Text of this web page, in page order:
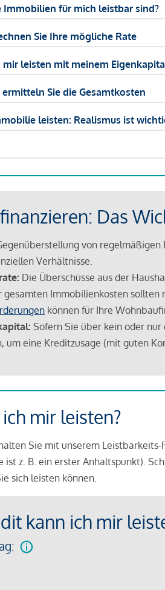
für mich leistbar sind?
Sie Ihre mögliche Rate
leisten mit meinem
Sie die Gesamtkosten
leisten: Realismus ist
Das
von
Verhältnisse.
Die Überschüsse aus der
gesamten Immobilienkosten
können für Ihre
Sofern Sie über kein oder
um eine Kreditzusage (mit guten
mir leisten?
Sie mit unserem Leistbarkeits-
z. B. ein erster Anhaltspunkt).
sich leisten können.
kann ich mir